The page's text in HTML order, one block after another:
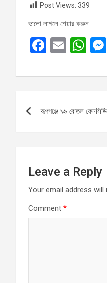
Post Views: 339
ভালো লাগলে শেয়ার করুন
F
ce
o
E
ail
W
at
A
navigation
রূপগঞ্জে ৯৯ বোতল
Leave a Reply
Your email address will
Comment *